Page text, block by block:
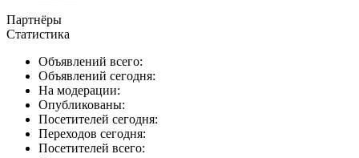
Партнёры
Статистика
Объявлений всего:
Объявлений сегодня:
На модерации:
Опубликованы:
Посетителей сегодня:
Переходов сегодня:
Посетителей всего: